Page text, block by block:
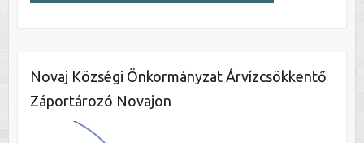
Novaj Községi Önkormányzat Árvízcsökkentő
Záportározó Novajon